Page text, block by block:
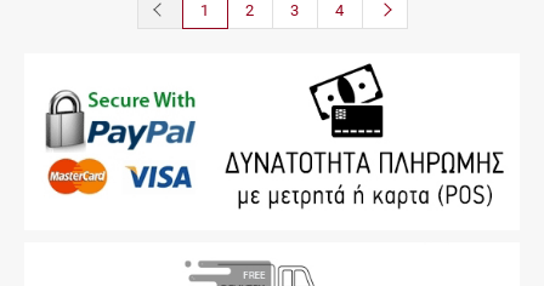
button.prev
1 2 3 4 button.next